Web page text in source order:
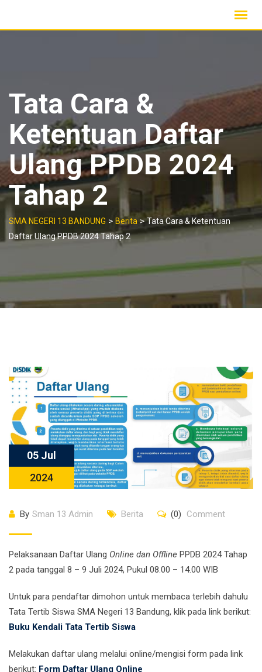
Tata Cara &
Ketentuan Daftar
Ulang PPDB 2024
Tahap 2
SMA NEGERI 13 BANDUNG > Berita>Tata Cara & Ketentuan
Daftar Ulang PPDB 2024 Tahap 2
05 Jul
2024
By Sman 13 Admin Berita (0) Comment
Pelaksanaan Daftar Ulang Online dan Offline PPDB 2024 Tahap
2 pada tanggal 8 – 9 Juli 2024, Pukul 08.00 – 14.00 WIB
Untuk para pendaftar dimohon untuk membaca terlebih dahulu
Tata Tertib Siswa SMA Negeri 13 Bandung, klik pada link berikut:
Buku Kendali Tata Tertib Siswa
Melakukan daftar ulang melalui online/mengisi form pada link
berikut: Form Daftar Ulang Online